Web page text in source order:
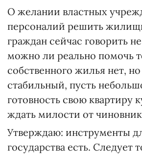
О желании властных
персоналий решить
граждан сейчас говорить
можно ли реально помочь
собственного жилья нет, но
стабильный, пусть
готовность свою квартиру
ждать милости от
Утверждаю: инструменты
государства есть. Следует